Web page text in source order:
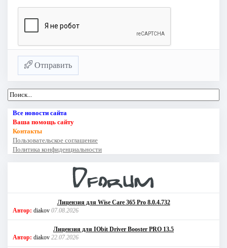
Отправить
Все новости сайта
Ваша помощь сайту
Контакты
Пользовательское соглашение
Политика конфиденциальности
Лицензия для Wise Care 365 Pro 8.0.4.732
Автор: diakov 07.08.2026
Лицензия для IObit Driver Booster PRO 13.5
Автор: diakov 22.07.2026